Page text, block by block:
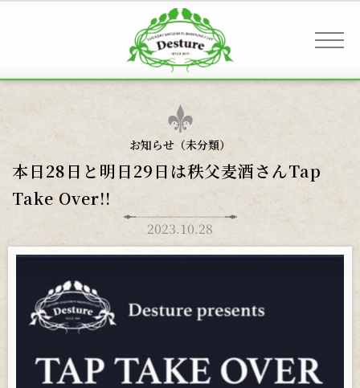
お客様へのご案内
ギャラリー
お問い合わせ
お知らせ（未分類）
本日28日と明日29日は秩父麦酒さんTap
Take Over!!
2023.10.28